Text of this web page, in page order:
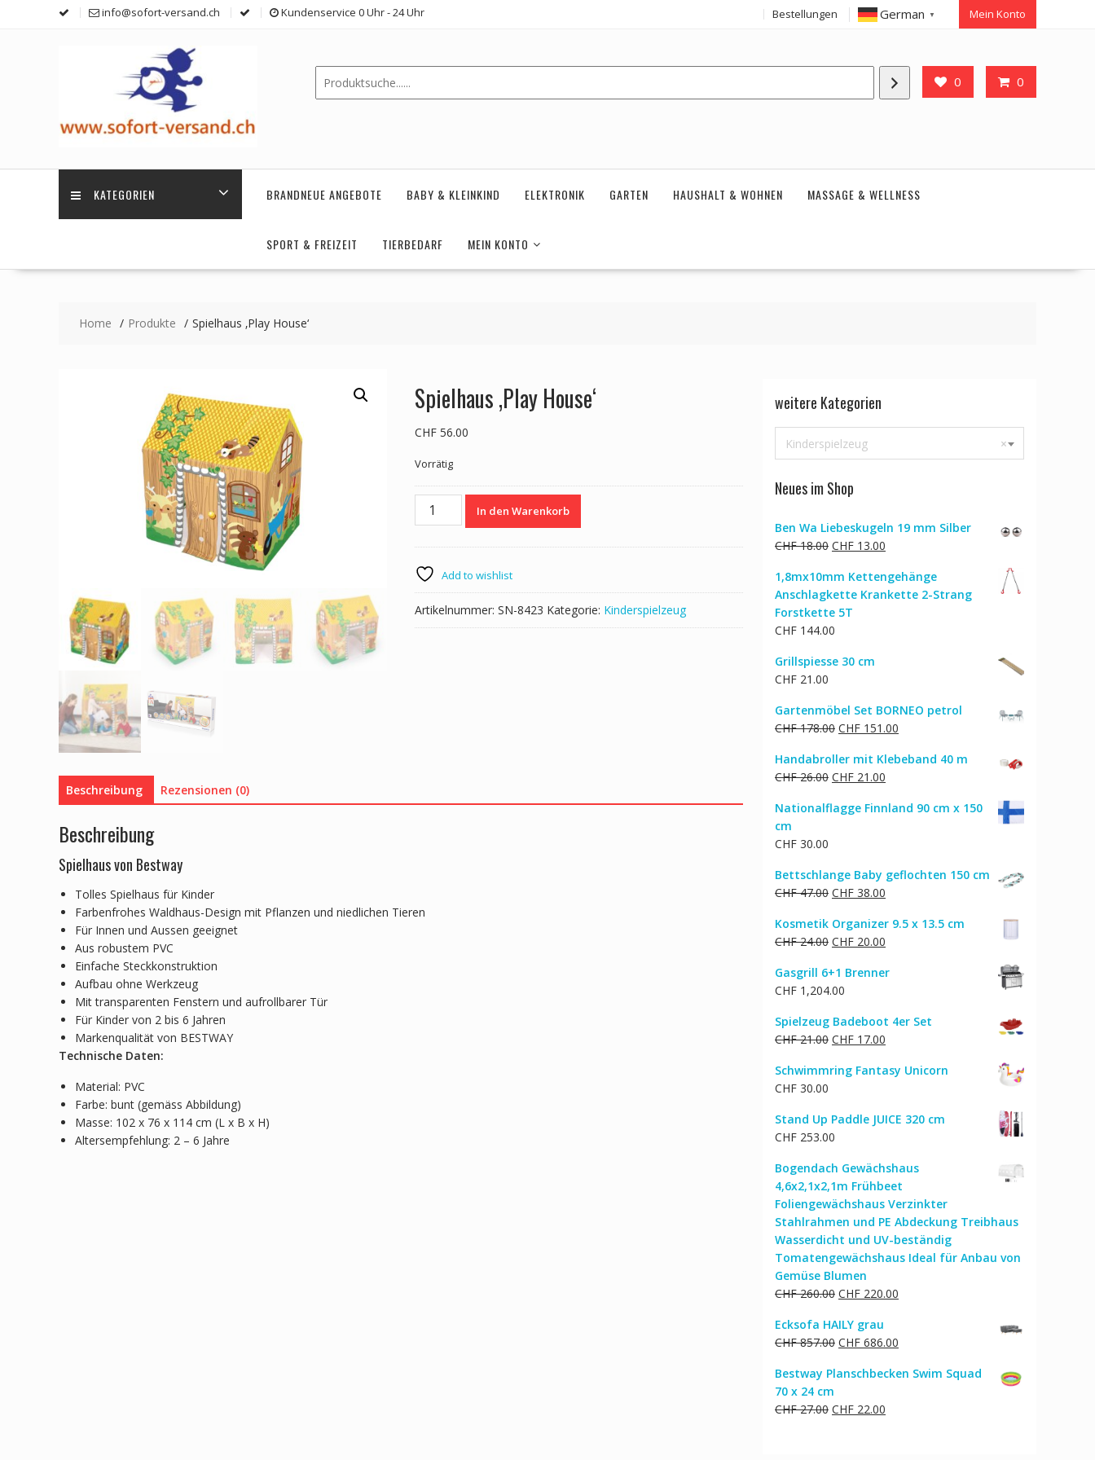
info@sofort-versand.ch Kundenservice 0 Uhr - 24 Uhr Bestellungen German ▼ Mein Konto
0 0
KATEGORIEN BRANDNEUE ANGEBOTE BABY & KLEINKIND ELEKTRONIK GARTEN HAUSHALT & WOHNEN MASSAGE & WELLNESS
SPORT & FREIZEIT TIERBEDARF MEIN KONTO
Home Produkte Spielhaus ‚Play House‘
Spielhaus ‚Play House‘
CHF56.00
Vorrätig
Spielhaus
In den Warenkorb
Add to wishlist
Artikelnummer: SN-8423 Kategorie: Kinderspielzeug
Beschreibung Rezensionen (0)
Beschreibung
Spielhaus von Bestway
Tolles Spielhaus für Kinder
Farbenfrohes Waldhaus-Design mit Pflanzen und niedlichen Tieren
Für Innen und Aussen geeignet
Aus robustem PVC
Einfache Steckkonstruktion
Aufbau ohne Werkzeug
Mit transparenten Fenstern und aufrollbarer Tür
Für Kinder von 2 bis 6 Jahren
Markenqualität von BESTWAY
Technische Daten:
Material: PVC
Farbe: bunt (gemäss Abbildung)
Masse: 102 x 76 x 114 cm (L x B x H)
Altersempfehlung: 2 – 6 Jahre
weitere Kategorien
×
Kinderspielzeug
Neues im Shop
Ben Wa Liebeskugeln 19 mm Silber
CHF18.00 Ursprünglicher
war:
CHF 18.00
CHF 13.00
ist:
CHF 13.00.
1,8mx10mm Kettengehänge
Anschlagkette Krankette 2-Strang
Forstkette 5T
CHF 144.00
Grillspiesse 30 cm
CHF 21.00
Gartenmöbel Set BORNEO petrol
CHF178.00 Ursprünglicher
war:
CHF 178.00
CHF 151.00
ist:
Handabroller mit Klebeband 40 m
CHF26.00 Ursprünglicher
war:
CHF 21.00
ist:
Nationalflagge Finnland 90 cm x 150
cm
CHF 30.00
Bettschlange Baby geflochten 150 cm
CHF47.00 Ursprünglicher
war:
CHF 47.00
CHF 38.00
ist:
CHF 38.00.
Kosmetik Organizer 9.5 x 13.5 cm
CHF24.00 Ursprünglicher
war:
CHF 24.00
CHF 20.00
ist:
Gasgrill 6+1 Brenner
CHF 1,204.00
Spielzeug Badeboot 4er Set
CHF21.00 Ursprünglicher
war:
CHF 17.00
ist:
Schwimmring Fantasy Unicorn
CHF 30.00
Stand Up Paddle JUICE 320 cm
CHF 253.00
Bogendach Gewächshaus
4,6x2,1x2,1m Frühbeet
Foliengewächshaus Verzinkter
Stahlrahmen und PE Abdeckung Treibhaus
Wasserdicht und UV-beständig
Tomatengewächshaus Ideal für Anbau von
Gemüse Blumen
CHF260.00 Ursprünglicher
war:
CHF 260.00
CHF 220.00
CHF 220.00.
Ecksofa HAILY grau
CHF857.00 Ursprünglicher
war:
CHF 686.00
ist:
Bestway Planschbecken Swim Squad
70 x 24 cm
CHF27.00 Ursprünglicher
CHF 22.00